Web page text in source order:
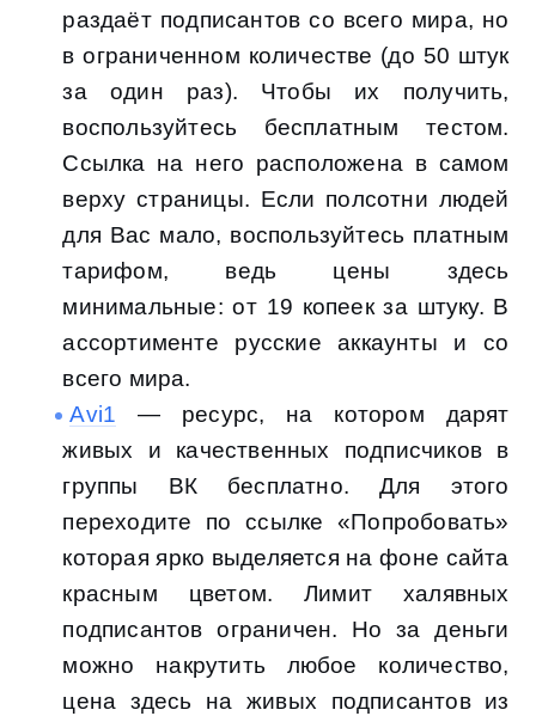
раздаёт подписантов со всего мира, но
в ограниченном количестве (до 50 штук
за один раз). Чтобы их получить,
воспользуйтесь бесплатным тестом.
Ссылка на него расположена в самом
верху страницы. Если полсотни людей
для Вас мало, воспользуйтесь платным
тарифом, ведь цены здесь
минимальные: от 19 копеек за штуку. В
ассортименте русские аккаунты и со
всего мира.
Avi1 — ресурс, на котором дарят
живых и качественных подписчиков в
группы ВК бесплатно. Для этого
переходите по ссылке «Попробовать»
которая ярко выделяется на фоне сайта
красным цветом. Лимит халявных
подписантов ограничен. Но за деньги
можно накрутить любое количество,
цена здесь на живых подписантов из